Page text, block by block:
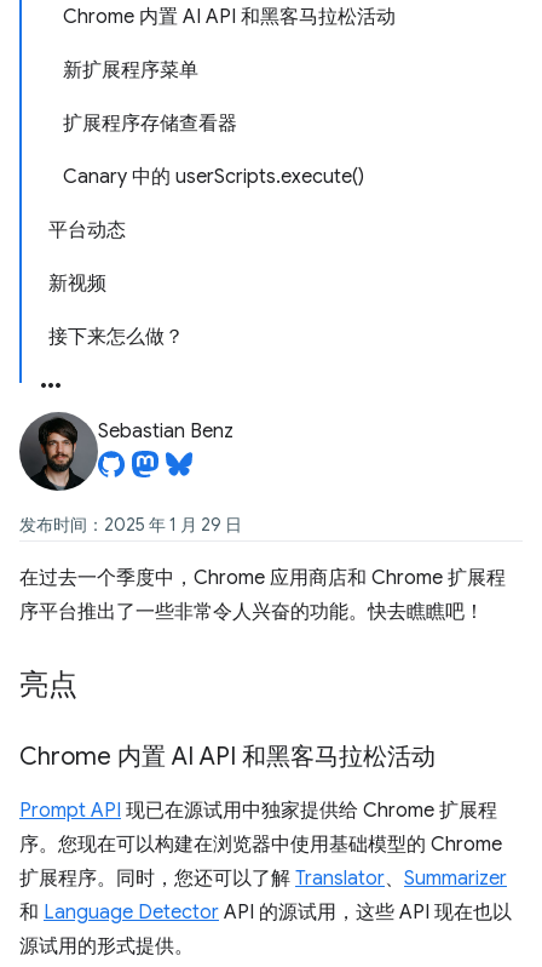
Chrome 内置 AI API 和黑客马拉松活动
新扩展程序菜单
扩展程序存储查看器
Canary 中的 userScripts.execute()
平台动态
新视频
接下来怎么做？
Sebastian Benz
发布时间：2025 年 1 月 29 日
在过去一个季度中，Chrome 应用商店和 Chrome 扩展程
序平台推出了一些非常令人兴奋的功能。快去瞧瞧吧！
亮点
Chrome 内置 AI API 和黑客马拉松活动
Prompt API 现已在源试用中独家提供给 Chrome 扩展程
序。您现在可以构建在浏览器中使用基础模型的 Chrome
扩展程序。同时，您还可以了解 Translator、 Summarizer
和 Language Detector API 的源试用，这些 API 现在也以
源试用的形式提供。